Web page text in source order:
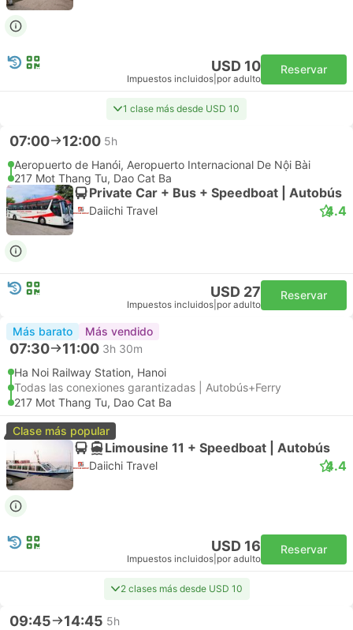
USD 10
Impuestos incluidos por adulto
Reservar
1 clase más desde USD 10
07:00 12:00 5h
Aeropuerto de Hanói, Aeropuerto Internacional De Nội Bài
217 Mot Thang Tu, Dao Cat Ba
Private Car + Bus + Speedboat | Autobús
Daiichi Travel 4.4
USD 27
Impuestos incluidos por adulto
Reservar
Más barato Más vendido
07:30 11:00 3h 30m
Ha Noi Railway Station, Hanoi
Todas las conexiones garantizadas | Autobús+Ferry
217 Mot Thang Tu, Dao Cat Ba
Clase más popular
Limousine 11 + Speedboat | Autobús
Daiichi Travel 4.4
USD 16
Impuestos incluidos por adulto
Reservar
2 clases más desde USD 10
09:45 14:45 5h